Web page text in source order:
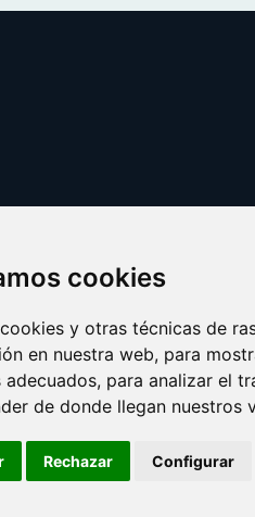
cookies
y otras técnicas de
en nuestra web, para
adecuados, para analizar el
de donde llegan nuestros
Rechazar Configurar